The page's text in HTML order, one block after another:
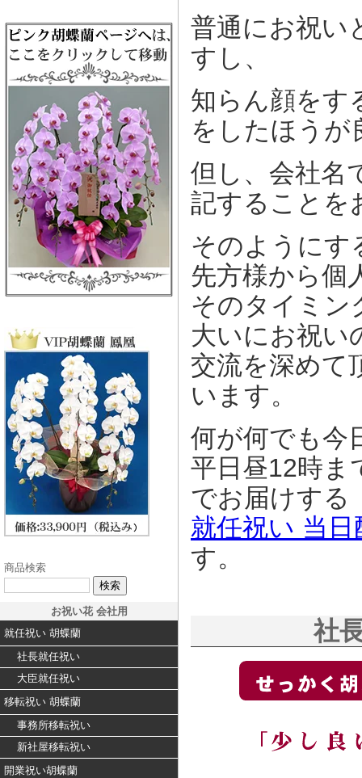
商品検索
お祝い花 会社用
就任祝い 胡蝶蘭
社長就任祝い
大臣就任祝い
移転祝い 胡蝶蘭
事務所移転祝い
新社屋移転祝い
開業祝い胡蝶蘭
普通にお祝い
すし、
知らん顔をす
をしたほうが
但し、会社名
記することを
そのようにす
先方様から個
そのタイミン
大いにお祝い
交流を深め
います。
何が何でも今
平日昼12時ま
でお届けする
就任祝い 当
す。
社